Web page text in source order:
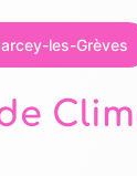
les-Grèves